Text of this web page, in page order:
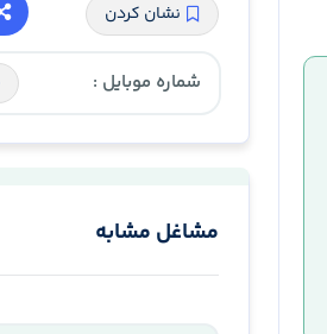
نشان کردن
شماره موبایل :
مشاغل مشابه